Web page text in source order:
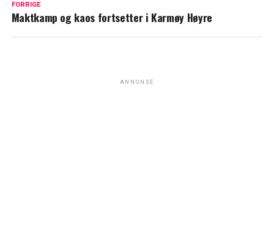
FORRIGE
Maktkamp og kaos fortsetter i Karmøy Høyre
ANNONSE